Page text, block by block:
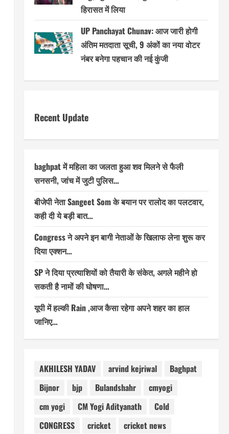
हिरासत में लिया
UP Panchayat Chunav: आज जारी होगी
अंतिम मतदाता सूची, 9 अंकों का नया वोटर
नंबर बनेगा पहचान की नई कुंजी
Recent Update
baghpat में महिला का जलता हुआ शव मिलने से फैली
सनसनी, जांच में जुटी पुलिस…
बीजेपी नेता Sangeet Som के बयान पर रालोद का पलटवार,
कही दी ये बड़ी बात…
Congress ने अपने इन बागी नेताओं के खिलाफ लेना शुरू कर
दिया एक्शन…
SP ने दिया प्रत्याशियों को तैयारी के संकेत, अगले महीने हो
सकती है नामों की घोषणा…
यूपी में हल्की Rain ,आज कैसा रहेगा अपने शहर का हाल
जानिए…
AKHILESH YADAV arvind kejriwal
Baghpat
Bijnor
bjp Bulandshahr
cmyogi
cm yogi
CM Yogi Adityanath
Cold
CONGRESS
cricket
cricket news